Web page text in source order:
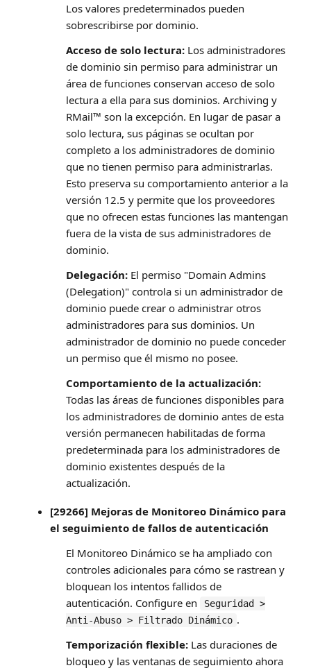
Los valores predeterminados pueden
sobrescribirse por dominio.
Acceso de solo lectura:Los administradores
de dominio sin permiso para administrar un
área de funciones conservan acceso de solo
lectura a ella para sus dominios. Archiving y
RMail™ son la excepción. En lugar de pasar a
solo lectura, sus páginas se ocultan por
completo a los administradores de dominio
que no tienen permiso para administrarlas.
Esto preserva su comportamiento anterior a la
versión 12.5 y permite que los proveedores
que no ofrecen estas funciones las mantengan
fuera de la vista de sus administradores de
dominio.
Delegación:El permiso "Domain Admins
(Delegation)" controla si un administrador de
dominio puede crear o administrar otros
administradores para sus dominios. Un
administrador de dominio no puede conceder
un permiso que él mismo no posee.
Comportamiento de la actualización:
Todas las áreas de funciones disponibles para
los administradores de dominio antes de esta
versión permanecen habilitadas de forma
predeterminada para los administradores de
dominio existentes después de la
actualización.
[29266] Mejoras de Monitoreo Dinámico para
el seguimiento de fallos de autenticación
El Monitoreo Dinámico se ha ampliado con
controles adicionales para cómo se rastrean y
bloquean los intentos fallidos de
autenticación. Configure en
Seguridad >
Anti-Abuso > Filtrado Dinámico .
Temporización flexible:Las duraciones de
bloqueo y las ventanas de seguimiento ahora